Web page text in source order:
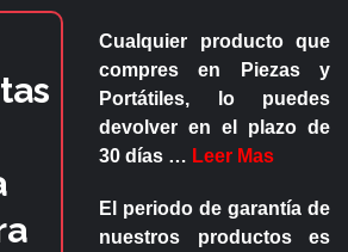
Cualquier producto que
compres en
Piezas y
Portátiles, lo puedes
devolver en el plazo de
30 días … Leer Mas
El periodo de garantía de
nuestros productos es